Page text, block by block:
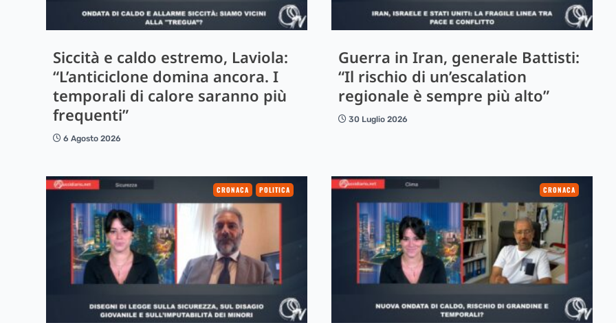
Siccità e caldo estremo, Laviola:
“L’anticiclone domina ancora. I
temporali di calore saranno più
frequenti”
6 Agosto 2026
Guerra in Iran, generale Battisti:
“Il rischio di un’escalation
regionale è sempre più alto”
30 Luglio 2026
CRONACA POLITICA CRONACA